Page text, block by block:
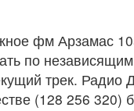
фм Арзамас
по
трек.
(128 256 320)